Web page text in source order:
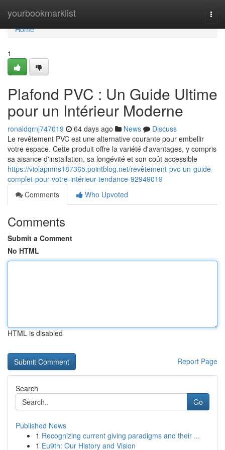
yourbookmarklist
Home
Home
1
Plafond PVC : Un Guide Ultime
pour un Intérieur Moderne
ronaldqrnj747019 64 days ago News
Discuss
Le revêtement PVC est une alternative courante pour embellir
votre espace. Cette produit offre la variété d'avantages, y compris
sa aisance d'installation, sa longévité et son coût accessible
https://violapmns187365.pointblog.net/revêtement-pvc-un-guide-
complet-pour-votre-intérieur-tendance-92949019
Comments
Who Upvoted
Comments
Submit a Comment
No HTML
HTML is disabled
Report Page
Search
Go
Published News
1 Recognizing current giving paradigms and their ...
1 Eu9th: Our History and Vision